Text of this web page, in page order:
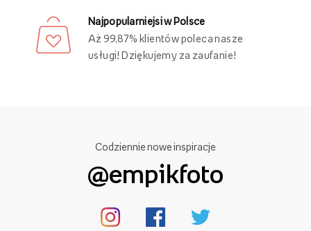
Najpopularniejsi w Polsce
Aż 99,87% klientów poleca nasze
@empikfoto